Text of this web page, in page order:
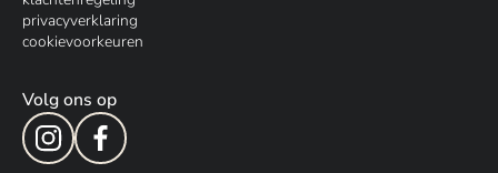
privacyverklaring
cookievoorkeuren
Volg ons op